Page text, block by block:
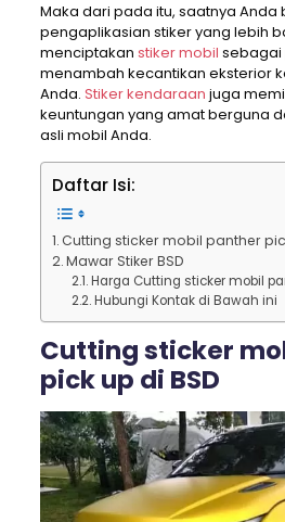
Maka dari pada itu, saatnya Anda
pengaplikasian stiker yang lebih
menciptakan stiker mobil sebagai
menambah kecantikan eksterior
Anda. Stiker kendaraan juga
keuntungan yang amat berguna
asli mobil Anda.
Daftar Isi:
Cutting sticker mobil panther
Mawar Stiker BSD
Harga Cutting sticker mobil
Hubungi Kontak di Bawah ini
Cutting sticker
pick up di BSD